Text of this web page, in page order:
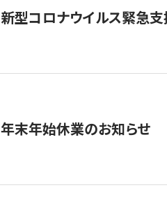
新型コロナウイルス緊急
年末年始休業のお知らせ